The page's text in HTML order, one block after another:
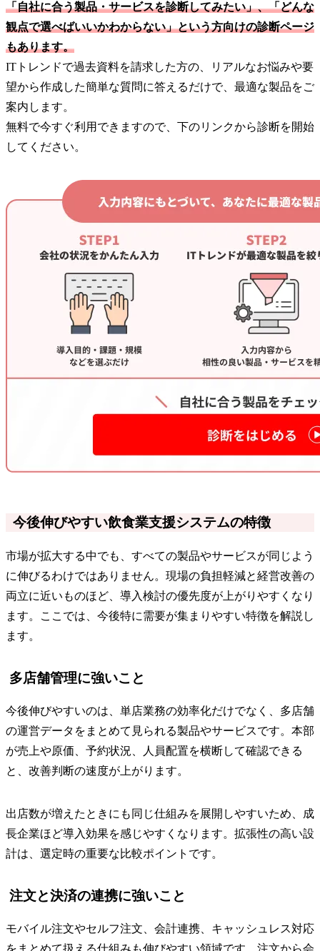
「自社に合う製品・サービスを診断してみたい」、「どんな
観点で選べばいいかわからない」という方向けの診断ページ
もあります。
ITトレンドで過去資料を請求した方の、リアルなお悩みや要
望から作成した簡単な質問に答えるだけで、最適な製品をご
案内します。
無料で今すぐ利用できますので、下のリンクから診断を開始
してください。
今後伸びやすい飲食業支援システムの特徴
市場が拡大する中でも、すべての製品やサービスが同じよう
に伸びるわけではありません。現場の負担軽減と経営改善の
両立に近いものほど、導入検討の優先度が上がりやすくなり
ます。ここでは、今後特に需要が集まりやすい特徴を解説し
ます。
多店舗管理に強いこと
今後伸びやすいのは、単店業務の効率化だけでなく、多店舗
の運営データをまとめて見られる製品やサービスです。本部
が売上や原価、予約状況、人員配置を横断して確認できる
と、改善判断の速度が上がります。
出店数が増えたときにも同じ仕組みを展開しやすいため、成
長企業ほど導入効果を感じやすくなります。拡張性の高い設
計は、選定時の重要な比較ポイントです。
注文と決済の連携に強いこと
モバイル注文やセルフ注文、会計連携、キャッシュレス対応
をまとめて扱える仕組みも伸びやすい領域です。注文から会